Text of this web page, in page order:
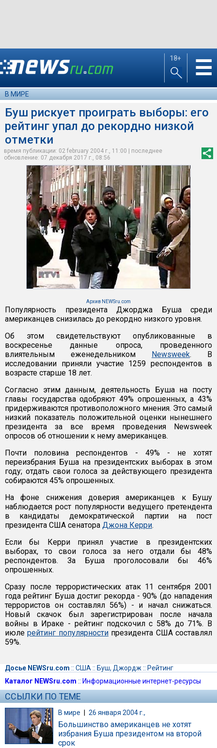
18+ ☰
В МИРЕ
Буш рискует проиграть выборы: его
рейтинг упал до рекордно низкой
отметки
время публикации: 02 february 2004 г., 11:00 | последнее
обновление: 07 декабря 2017 г., 08:56
Архив NEWSru.com
Популярность президента Джорджа Буша среди
американцев снизилась до рекордно низкого уровня.
Об этом свидетельствуют опубликованные в
воскресенье данные опроса, проведенного
влиятельным еженедельником Newsweek. В
исследовании приняли участие 1259 респондентов в
возрасте старше 18 лет.
Согласно этим данным, деятельность Буша на посту
главы государства одобряют 49% опрошенных, а 43%
придерживаются противоположного мнения. Это самый
низкий показатель положительной оценки нынешнего
президента за все время проведения Newsweek
опросов об отношении к нему американцев.
Почти половина респондентов - 49% - не хотят
переизбрания Буша на президентских выборах в этом
году; отдать свои голоса за действующего президента
собираются 45% опрошенных.
На фоне снижения доверия американцев к Бушу
наблюдается рост популярности ведущего претендента
в кандидаты демократической партии на пост
президента США сенатора Джона Керри.
Если бы Керри принял участие в президентских
выборах, то свои голоса за него отдали бы 48%
респондентов. За Буша проголосовали бы 46%
опрошенных.
Сразу после террористических атак 11 сентября 2001
года рейтинг Буша достиг рекорда - 90% (до нападения
террористов он составлял 56%) - и начал снижаться.
Новый скачок был зарегистрирован после начала
войны в Ираке - рейтинг подскочил с 58% до 71%. В
июлерейтинг популярностипрезидента США составлял
59%.
Досье NEWSru.com :: США :: Буш, Джордж:: Рейтинг
Каталог NEWSru.com :: Информационные интернет-ресурсы
ССЫЛКИ ПО ТЕМЕ
В мире | 26 января 2004 г.,
Большинство американцев не хотят
избрания Буша президентом на второй
срок